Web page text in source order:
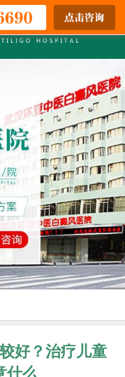
好？治疗儿童
什么